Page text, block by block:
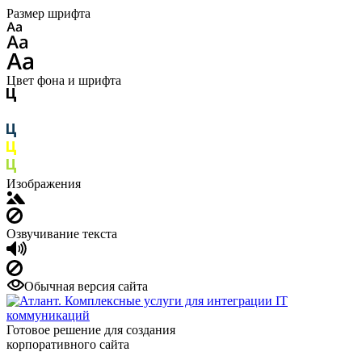
Размер шрифта
Цвет фона и шрифта
Изображения
Озвучивание текста
Обычная версия сайта
Готовое решение для создания
корпоративного сайта